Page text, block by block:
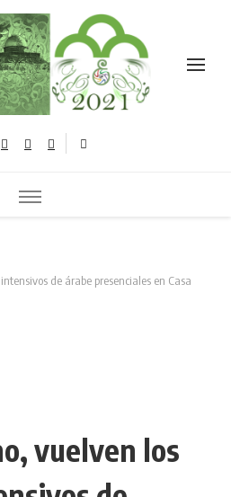
de árabe presenciales en Casa
vuelven los